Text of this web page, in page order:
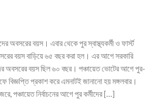
অবসরের বয়স। এবার থেকে পুর স্বাস্থ্যকর্মী ও ফার্স্ট
বয়স বাড়িয়ে ৬৫ বছর করা হল। এর আগে সরকারি
অবসরের বয়স ছিল ৬০ বছর। পঞ্চায়েত ভোটের আগে পুর-
বিজ্ঞপ্তি প্রকাশ করে এমনাটই জানানো হয় মঙ্গলবার।
পঞ্চায়েত নির্বাচনের আগে পুর কর্মীদের […]